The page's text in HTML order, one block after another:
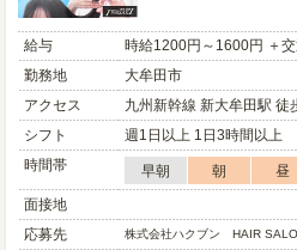
給与
時給1200円～1600円 ＋
勤務地
大牟田市
アクセス
九州新幹線 新大牟田駅 徒
シフト
週1日以上 1日3時間以上
時間帯
早朝 朝 昼
面接地
応募先
株式会社ハクブン HAIR